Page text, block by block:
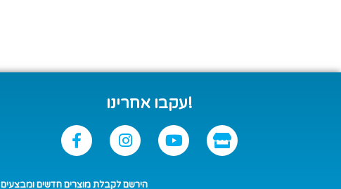
עקבו אחרינו!
הירשם לקבלת מוצרים חדשים ומבצעים